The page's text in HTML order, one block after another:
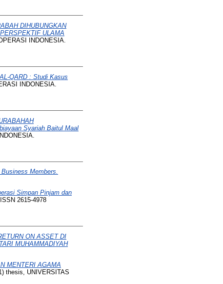
DIHUBUNGKAN
ULAMA
INDONESIA.
QARD : Studi Kasus
INDONESIA.
Syariah Baitul Maal
Members.
Simpan Pinjam dan
2615-4978
ON ASSET DI
MUHAMMADIYAH
MENTERI AGAMA
thesis, UNIVERSITAS